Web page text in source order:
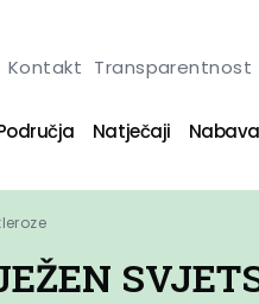
Kontakt Transparentnost
Natječaji Nabava